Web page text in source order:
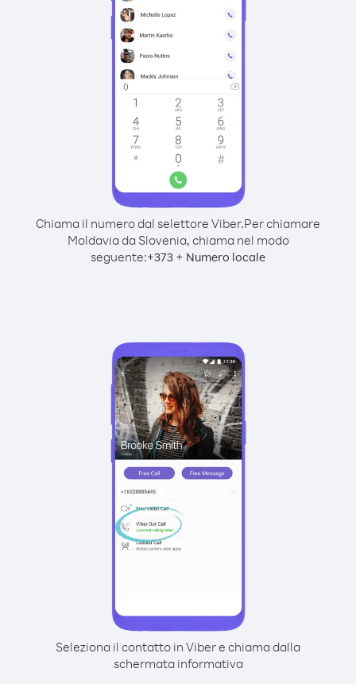
Chiama il numero dal selettore Viber.Per chiamare
Moldavia da Slovenia, chiama nel modo
seguente:+373 + Numero locale
Seleziona il contatto in Viber e chiama dalla
schermata informativa